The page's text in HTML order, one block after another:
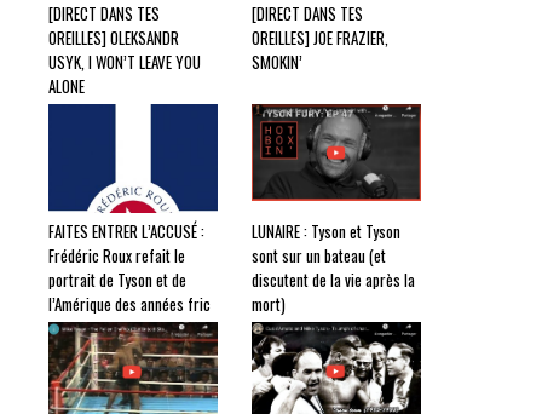
[DIRECT DANS TES
OREILLES] OLEKSANDR
USYK, I WON’T LEAVE YOU
ALONE
[DIRECT DANS TES
OREILLES] JOE FRAZIER,
SMOKIN’
FAITES ENTRER L’ACCUSÉ :
Frédéric Roux refait le
portrait de Tyson et de
l’Amérique des années fric
LUNAIRE : Tyson et Tyson
sont sur un bateau (et
discutent de la vie après la
mort)